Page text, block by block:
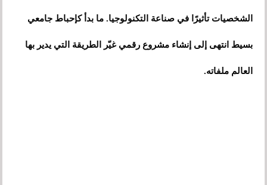
الشخصيات تأثيرًا في صناعة التكنولوجيا. ما بدأ كإحباط جامعي
بسيط انتهى إلى إنشاء مشروع رقمي غيّر الطريقة التي يدير بها
العالم ملفاته.